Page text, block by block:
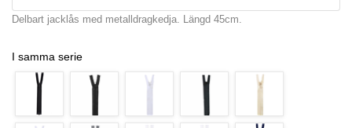
Delbart jacklås med metalldragkedja. Längd 45cm.
I samma serie